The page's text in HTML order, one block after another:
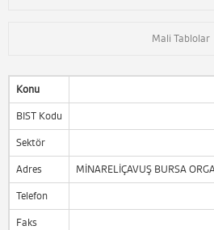
Mali Tablolar
Konu
BIST Kodu
Sektör
Adres MİNARELİÇAVUŞ BURSA
Telefon
Faks